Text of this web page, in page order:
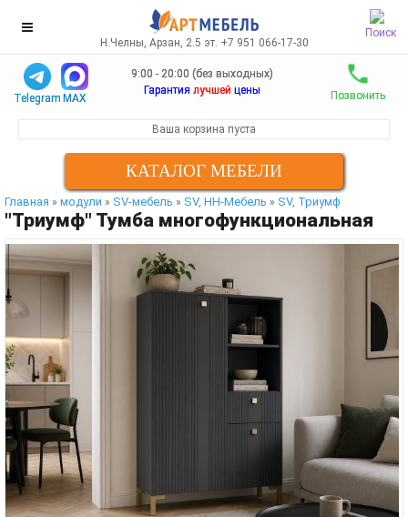
Поиск
Н.Челны, Арзан, 2.5 эт. +7 951 066-17-30
Telegram MAX
9:00 - 20:00 (без выходных)
Гарантия лучшей цены Позвонить
Ваша корзина пуста
КАТАЛОГ МЕБЕЛИ
Главная » модули » SV-мебель » SV, НН-Мебель » SV, Триумф
"Триумф" Тумба многофункциональная